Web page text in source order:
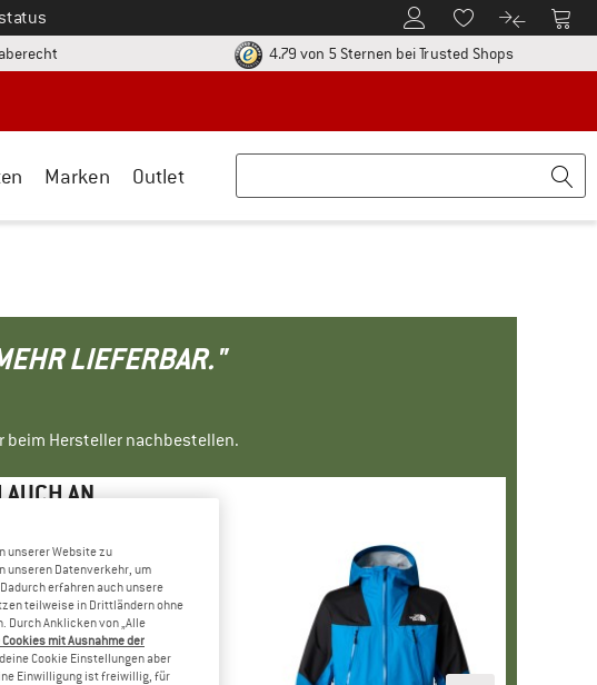
Zum KundenkontoZum Merkzettel.
Zum Zum
Gehe hier zu den Rückgabe-Richtlinien Öffnet sich in einer Infobox
4.79 von 5 Sternen bei Trusted ShopsFinde alle
Marken Outlet
LIEFERBAR."
beim Hersteller nachbestellen.
AUCH AN
unserer Website zu
unseren Datenverkehr, um
erfahren auch unsere
teilweise in Drittländern ohne
Durch Anklicken von „Alle
mit Ausnahme der
Cookie Einstellungen aber
Einwilligung ist freiwillig, für